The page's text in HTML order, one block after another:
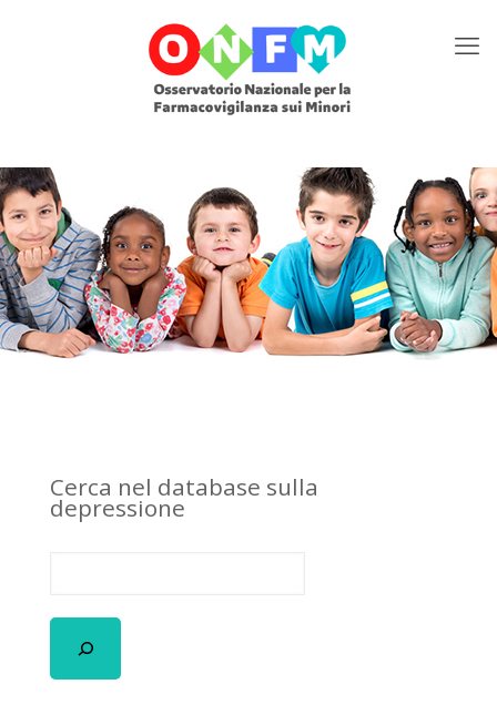
Cerca nel database sulla
depressione